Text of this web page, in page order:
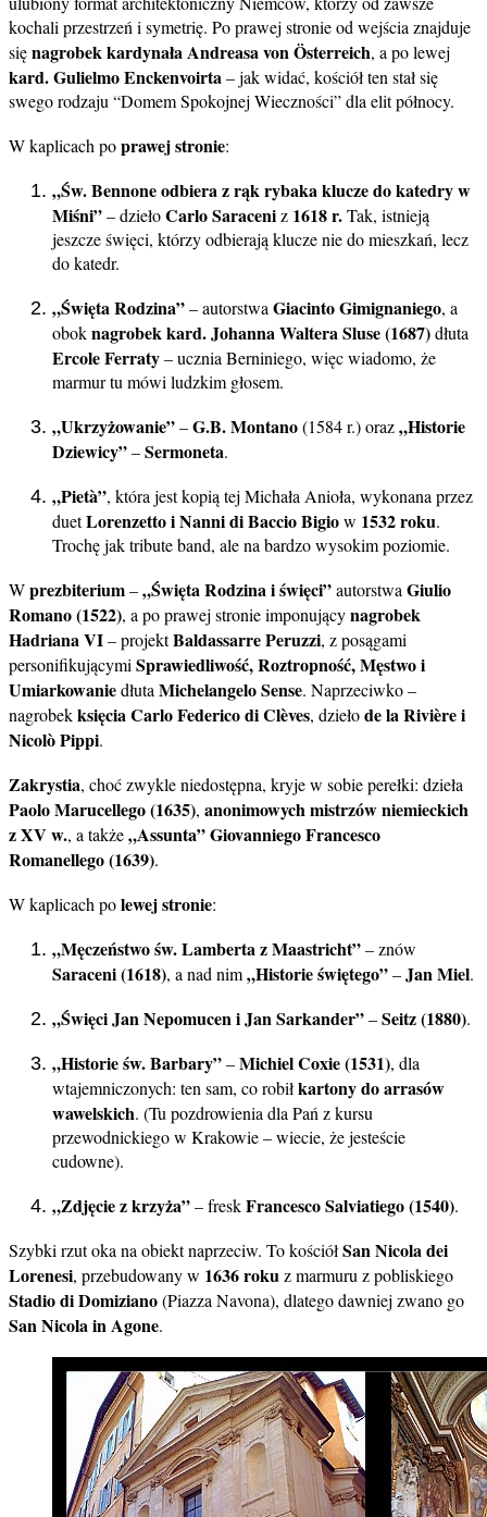
kochali przestrzeń i symetrię. Po prawej stronie od wejścia znajduje
sięnagrobek kardynała Andreasa von Österreich, a po lewej
kard. Gulielmo Enckenvoirta– jak widać, kościół ten stał się
swego rodzaju “Domem Spokojnej Wieczności” dla elit północy.
W kaplicach poprawej stronie:
„Św. Bennone odbiera z rąk rybaka klucze do katedry w
Miśni”– dziełoCarlo Saraceniz 1618 r.Tak, istnieją
jeszcze święci, którzy odbierają klucze nie do mieszkań, lecz
do katedr.
„Święta Rodzina”– autorstwaGiacinto Gimignaniego, a
oboknagrobek kard. Johanna Waltera Sluse (1687)dłuta
Ercole Ferraty– ucznia Berniniego, więc wiadomo, że
marmur tu mówi ludzkim głosem.
„Ukrzyżowanie”–G.B. Montano(1584 r.) oraz„Historie
Dziewicy”–Sermoneta.
„Pietà”, która jest kopią tej Michała Anioła, wykonana przez
duetLorenzetto i Nanni di Baccio Bigiow 1532 roku.
Trochę jak tribute band, ale na bardzo wysokim poziomie.
Wprezbiterium–„Święta Rodzina i święci”autorstwaGiulio
Romano (1522), a po prawej stronie imponującynagrobek
Hadriana VI– projektBaldassarre Peruzzi, z posągami
personifikującymiSprawiedliwość, Roztropność, Męstwo i
UmiarkowaniedłutaMichelangelo Sense. Naprzeciwko –
nagrobekksięcia Carlo Federico di Clèves, dziełode la Rivière i
Nicolò Pippi.
Zakrystia, choć zwykle niedostępna, kryje w sobie perełki: dzieła
Paolo Marucellego (1635), anonimowych mistrzów niemieckich
z XV w., a także„Assunta”Giovanniego Francesco
Romanellego (1639).
W kaplicach polewej stronie:
„Męczeństwo św. Lamberta z Maastricht”– znów
Saraceni (1618), a nad nim„Historie świętego”–Jan Miel.
„Święci Jan Nepomucen i Jan Sarkander”–Seitz (1880).
„Historie św. Barbary”–Michiel Coxie (1531), dla
wtajemniczonych: ten sam, co robiłkartony do arrasów
wawelskich. (Tu pozdrowienia dla Pań z kursu
przewodnickiego w Krakowie – wiecie, że jesteście
cudowne).
„Zdjęcie z krzyża”– freskFrancesco Salviatiego (1540).
Szybki rzut oka na obiekt naprzeciw. To kościółSan Nicola dei
Lorenesi, przebudowany w 1636 rokuz marmuru z pobliskiego
Stadio di Domiziano(Piazza Navona), dlatego dawniej zwano go
San Nicola in Agone.